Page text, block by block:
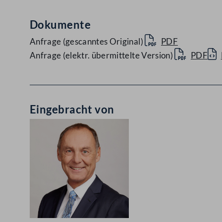
Dokumente
Anfrage (gescanntes Original)
PDF
Anfrage (elektr. übermittelte Version)
PDF
Eingebracht von